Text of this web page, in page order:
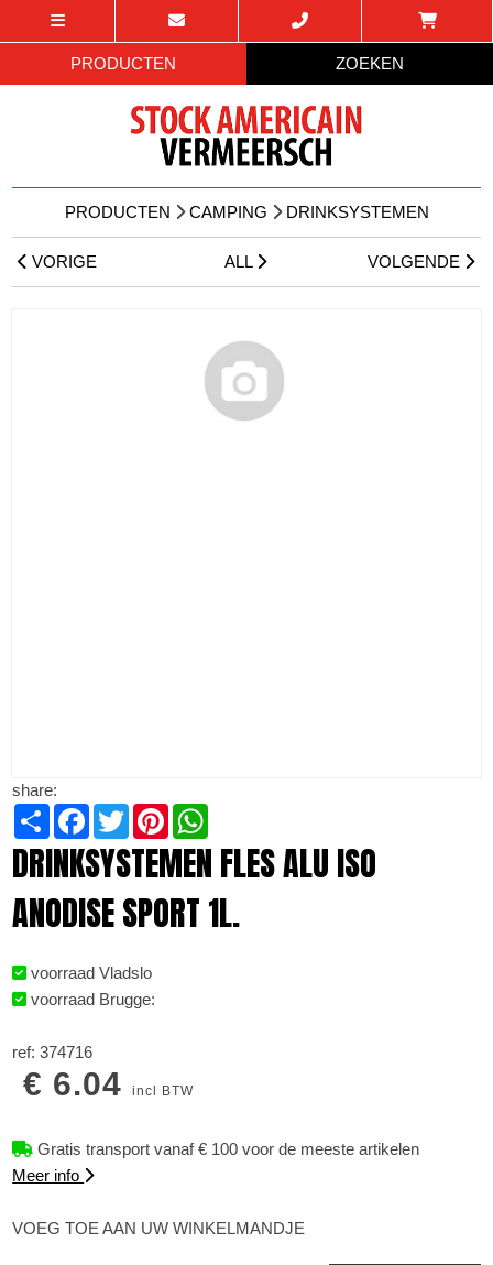
PRODUCTEN ZOEKEN
PRODUCTEN CAMPING DRINKSYSTEMEN
VORIGE ALL VOLGENDE
share:
Share Facebook
TwitterPinterest
DRINKSYSTEMEN FLES ALU ISO
ANODISE SPORT 1L.
voorraad Vladslo
voorraad Brugge:
ref: 374716
€ 6.04incl BTW
Gratis transport vanaf € 100 voor de meeste artikelen
Meer info
VOEG TOE AAN UW WINKELMANDJE